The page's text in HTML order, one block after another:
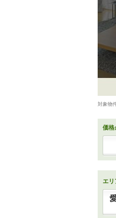
対象物
価格
エリ